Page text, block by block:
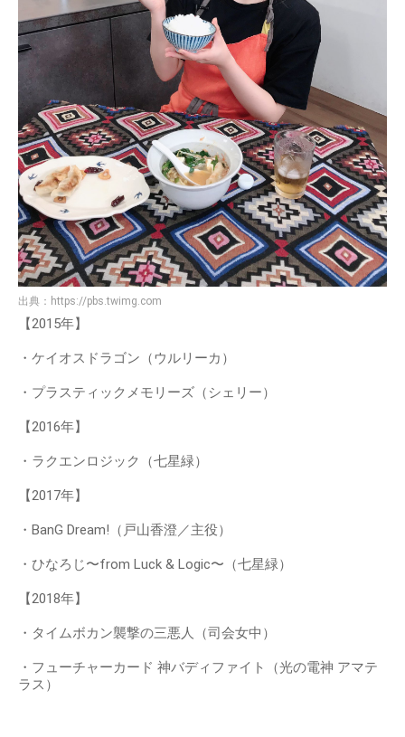
出典： https://pbs.twimg.com
【2015年】
・ケイオスドラゴン（ウルリーカ）
・プラスティックメモリーズ（シェリー）
【2016年】
・ラクエンロジック（七星緑）
【2017年】
・BanG Dream!（戸山香澄／主役）
・ひなろじ〜from Luck & Logic〜（七星緑）
【2018年】
・タイムボカン襲撃の三悪人（司会女中）
・フューチャーカード 神バディファイト（光の電神 アマテ
ラス）